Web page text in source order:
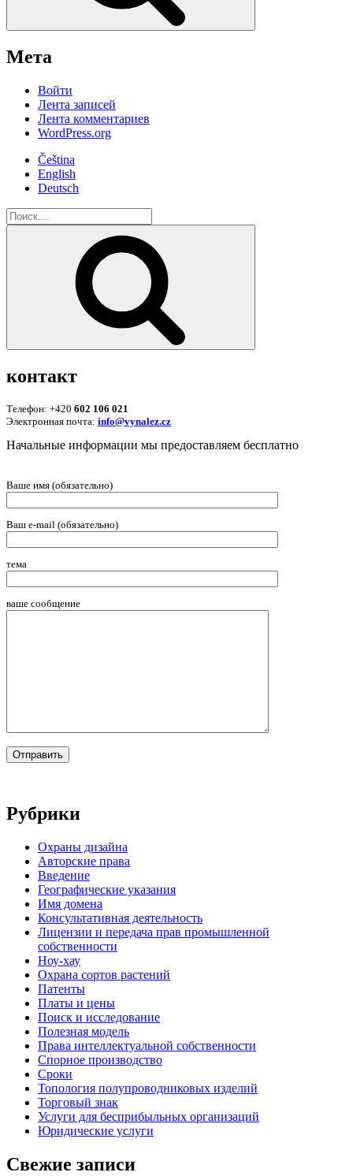
Мета
Войти
Лента записей
Лента комментариев
WordPress.org
Čeština
English
Deutsch
Искать:
контакт
Телефон: +420 602 106 021
Электронная почта: info@vynalez.cz
Начальные информации мы предоставляем беcплатно
Ваше имя (обязательно)
Ваш e-mail (обязательно)
тема
ваше сообщение
Рубрики
Oхраны дизайна
Авторские права
Введение
Географические указания
Имя домена
Консультативная деятельность
Лицензии и передача прав промышленной
собственности
Ноу-хау
Охрана сортов растений
Патенты
Платы и цены
Поиск и исследование
Полезная модель
Права интеллектуальной собственности
Спорное производство
Сроки
Топология полупроводниковых изделий
Торговый знак
Услуги для беcприбыльных организаций
Юридические услуги
Свежие записи